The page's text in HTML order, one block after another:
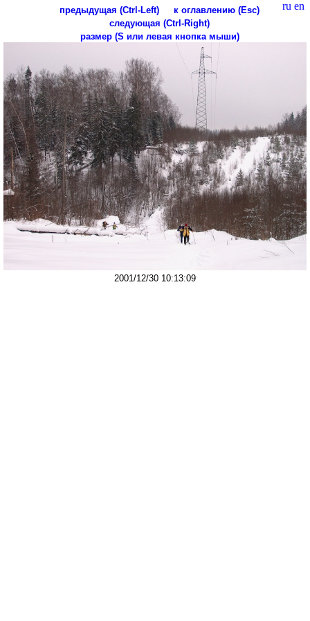
ru en
предыдущая (Ctrl-Left)
к оглавлению (Esc)
следующая (Ctrl-Right)
размер (S или левая кнопка мыши)
2001/12/30 10:13:09